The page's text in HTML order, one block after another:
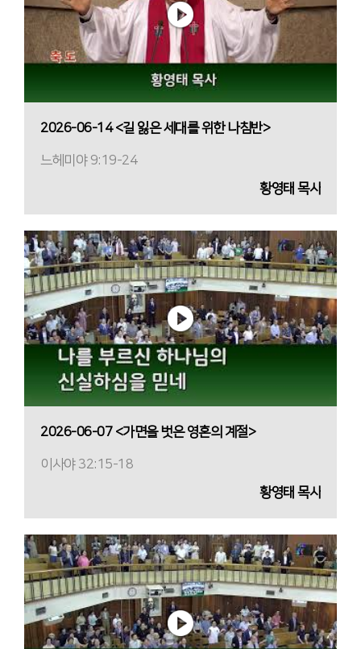
2026-06-14 <길 잃은 세대를 위한 나침반>
느헤미야 9:19-24
황영태 목사
2026-06-07 <가면을 벗은 영혼의 계절>
이사야 32:15-18
황영태 목사